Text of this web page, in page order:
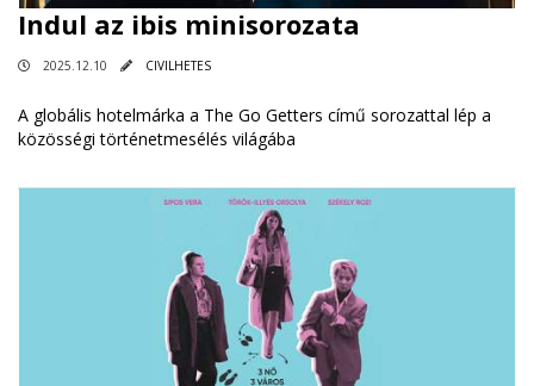
Indul az ibis minisorozata
2025.12.10 CIVILHETES
A globális hotelmárka a The Go Getters című sorozattal lép a
közösségi történetmesélés világába